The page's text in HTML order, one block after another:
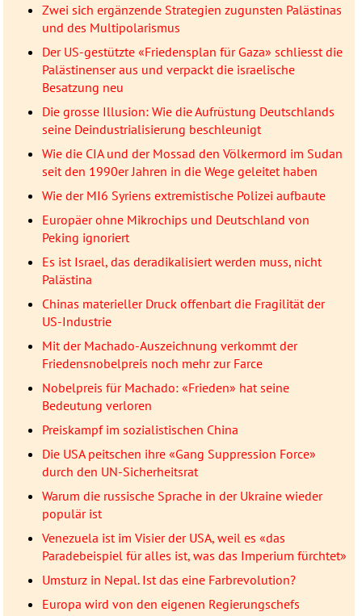
Zwei sich ergänzende Strategien zugunsten Palästinas
und des Multipolarismus
Der US-gestützte «Friedensplan für Gaza» schliesst die
Palästinenser aus und verpackt die israelische
Besatzung neu
Die grosse Illusion: Wie die Aufrüstung Deutschlands
seine Deindustrialisierung beschleunigt
Wie die CIA und der Mossad den Völkermord im Sudan
seit den 1990er Jahren in die Wege geleitet haben
Wie der MI6 Syriens extremistische Polizei aufbaute
Europäer ohne Mikrochips und Deutschland von
Peking ignoriert
Es ist Israel, das deradikalisiert werden muss, nicht
Palästina
Chinas materieller Druck offenbart die Fragilität der
US-Industrie
Mit der Machado-Auszeichnung verkommt der
Friedensnobelpreis noch mehr zur Farce
Nobelpreis für Machado: «Frieden» hat seine
Bedeutung verloren
Preiskampf im sozialistischen China
Die USA peitschen ihre «Gang Suppression Force»
durch den UN-Sicherheitsrat
Warum die russische Sprache in der Ukraine wieder
populär ist
Venezuela ist im Visier der USA, weil es «das
Paradebeispiel für alles ist, was das Imperium fürchtet»
Umsturz in Nepal. Ist das eine Farbrevolution?
Europa wird von den eigenen Regierungschefs